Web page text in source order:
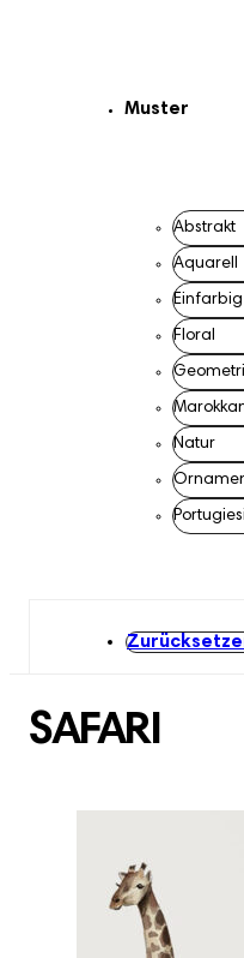
Muster
Abstrakt
Aquarell
Einfarbig
Floral
Natur
SAFARI